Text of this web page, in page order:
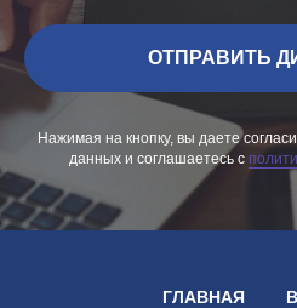
ОТПРАВИТЬ
Нажимая на кнопку, вы даете
данных и соглашаетесь c
ГЛАВНАЯ